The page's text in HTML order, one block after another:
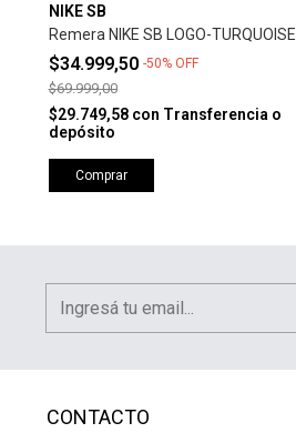
NIKE SB
Remera NIKE SB LOGO-TURQUOISE
$34.999,50 -50% OFF
$69.999,00
$29.749,58 con Transferencia o
depósito
Comprar
CONTACTO